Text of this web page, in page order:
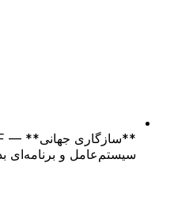
سیستم‌عامل و برنامه‌ای